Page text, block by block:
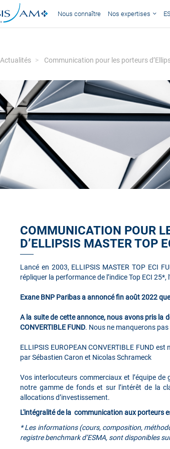
Nous connaître Nos expertises
Actualités Communication pour les porteurs
COMMUNICATION POUR
D’ELLIPSIS MASTER TOP
Lancé en 2003, ELLIPSIS MASTER TOP ECI
répliquer la performance de l’indice Top ECI
Exane BNP Paribas a annoncé fin août 2022
A la suite de cette annonce, nous avons pris la
CONVERTIBLE FUND. Nous ne manquerons
ELLIPSIS EUROPEAN CONVERTIBLE FUND
par Sébastien Caron et Nicolas Schrameck
Vos interlocuteurs commerciaux et l’équipe
notre gamme de fonds et sur l’intérêt de la
allocations d’investissement.
L'intégralité de la communication aux porteurs
* Les informations (cours, composition,
registre benchmark d’ESMA, sont disponibles